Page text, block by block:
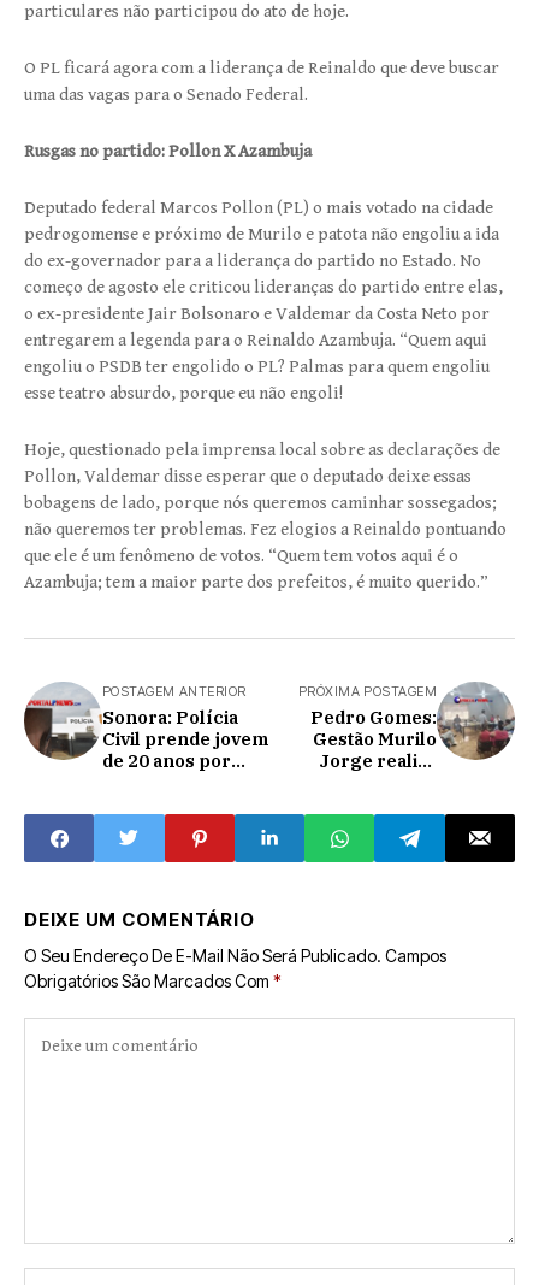
particulares não participou do ato de hoje.
O PL ficará agora com a liderança de Reinaldo que deve buscar
uma das vagas para o Senado Federal.
Rusgas no partido: Pollon X Azambuja
Deputado federal Marcos Pollon (PL) o mais votado na cidade
pedrogomense e próximo de Murilo e patota não engoliu a ida
do ex-governador para a liderança do partido no Estado. No
começo de agosto ele criticou lideranças do partido entre elas,
o ex-presidente Jair Bolsonaro e Valdemar da Costa Neto por
entregarem a legenda para o Reinaldo Azambuja. “Quem aqui
engoliu o PSDB ter engolido o PL? Palmas para quem engoliu
esse teatro absurdo, porque eu não engoli!
Hoje, questionado pela imprensa local sobre as declarações de
Pollon, Valdemar disse esperar que o deputado deixe essas
bobagens de lado, porque nós queremos caminhar sossegados;
não queremos ter problemas. Fez elogios a Reinaldo pontuando
que ele é um fenômeno de votos. “Quem tem votos aqui é o
Azambuja; tem a maior parte dos prefeitos, é muito querido.”
POSTAGEM ANTERIOR
Sonora: Polícia
Civil prende jovem
de 20 anos por
facada no padrasto
PRÓXIMA POSTAGEM
Pedro Gomes:
Gestão Murilo
Jorge realiza
ações de compras
públicas
DEIXE UM COMENTÁRIO
O Seu Endereço De E-Mail Não Será Publicado. Campos
Obrigatórios São Marcados Com *